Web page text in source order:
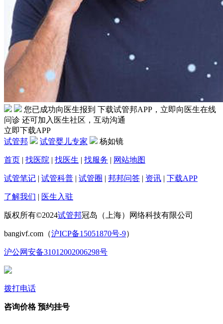
您已成功向医生报到 下载试管邦APP，立即向医生在线
问诊 还可加入医生社区，互动沟通
立即下载APP
试管邦
试管婴儿专家 杨如镜
首页 | 找医院 | 找医生 | 找服务 | 网站地图
试管笔记 | 试管科普 | 试管圈 | 邦邦问答 | 资讯 | 下载APP
了解我们 | 医生入驻
版权所有©2024试管邦冠岛（上海）网络科技有限公司
bangivf.com（沪ICP备15051870号-9）
沪公网安备31012002006298号
拨打电话
咨询价格 预约挂号